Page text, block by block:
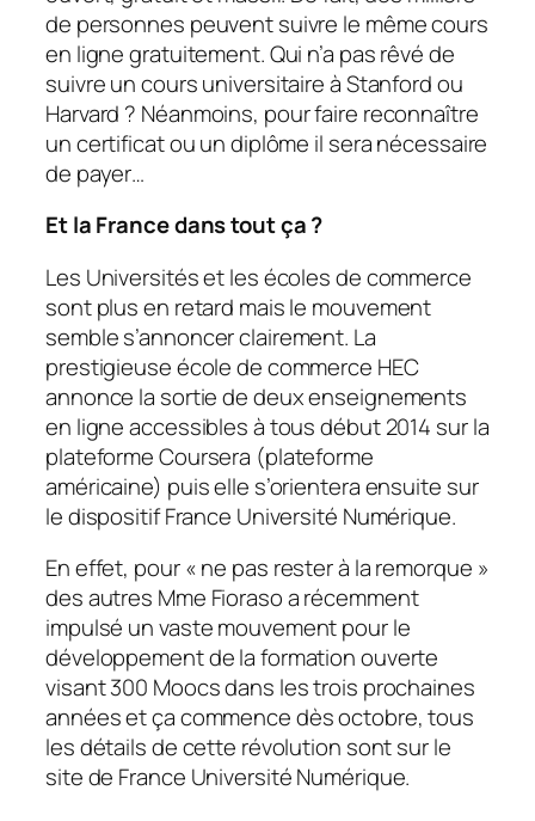
de personnes peuvent suivre le même cours
en ligne gratuitement. Qui n’a pas rêvé de
suivre un cours universitaire à Stanford ou
Harvard ? Néanmoins, pour faire reconnaître
un certificat ou un diplôme il sera nécessaire
de payer…
Et la France dans tout ça ?
Les Universités et les écoles de commerce
sont plus en retard mais le mouvement
semble s’annoncer clairement. La
prestigieuse école de commerce HEC
annonce la sortie de deux enseignements
en ligne accessibles à tous début 2014 sur la
plateforme Coursera (plateforme
américaine) puis elle s’orientera ensuite sur
le dispositif France Université Numérique.
En effet, pour «ne pas rester à la remorque »
des autres Mme Fioraso a récemment
impulsé un vaste mouvement pour le
développement de la formation ouverte
visant 300 Moocs dans les trois prochaines
années et ça commence dès octobre, tous
les détails de cette révolution sont sur le
site de France Université Numérique.